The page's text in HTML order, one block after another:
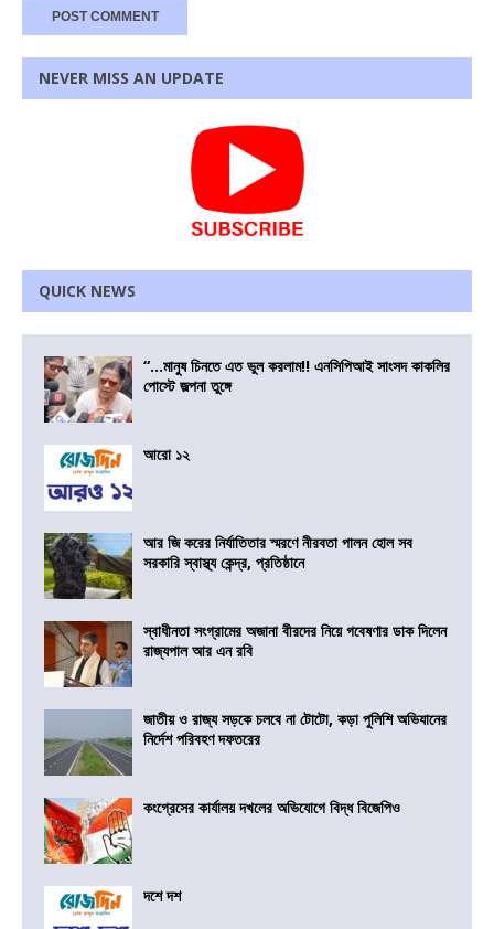
NEVER MISS AN UPDATE
QUICK NEWS
“…মানুষ চিনতে এত ভুল করলাম!! এনসিপিআই সাংসদ কাকলির
পোস্টে জল্পনা তুঙ্গে
আরো ১২
আর জি করের নির্যাতিতার স্মরণে নীরবতা পালন হোল সব
সরকারি স্বাস্থ্য কেন্দ্র, প্রতিষ্ঠানে
স্বাধীনতা সংগ্রামের অজানা বীরদের নিয়ে গবেষণার ডাক দিলেন
রাজ্যপাল আর এন রবি
জাতীয় ও রাজ্য সড়কে চলবে না টোটো, কড়া পুলিশি অভিযানের
নির্দেশ পরিবহণ দফতরের
কংগ্রেসের কার্যালয় দখলের অভিযোগে বিদ্ধ বিজেপিও
দশে দশ